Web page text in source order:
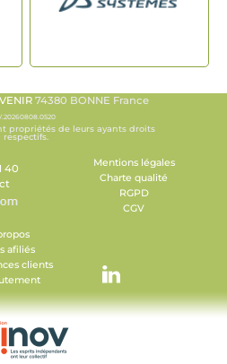
74380 BONNE France
propriétés de leurs ayants droits
respectifs.
40
Mentions légales
Charte qualité
RGPD
CGV
afiliés
clients